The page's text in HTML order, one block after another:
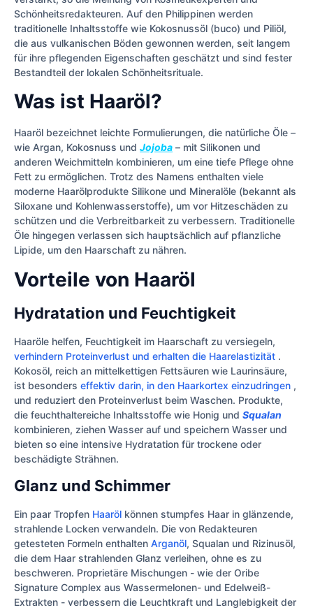
Schönheitsredakteuren. Auf den Philippinen werden
traditionelle Inhaltsstoffe wie Kokosnussöl (buco) und Piliöl,
die aus vulkanischen Böden gewonnen werden, seit langem
für ihre pflegenden Eigenschaften geschätzt und sind fester
Bestandteil der lokalen Schönheitsrituale.
Was ist Haaröl?
Haaröl bezeichnet leichte Formulierungen, die natürliche Öle –
wie Argan, Kokosnuss und Jojoba – mit Silikonen und
anderen Weichmitteln kombinieren, um eine tiefe Pflege ohne
Fett zu ermöglichen. Trotz des Namens enthalten viele
moderne Haarölprodukte Silikone und Mineralöle (bekannt als
Siloxane und Kohlenwasserstoffe), um vor Hitzeschäden zu
schützen und die Verbreitbarkeit zu verbessern. Traditionelle
Öle hingegen verlassen sich hauptsächlich auf pflanzliche
Lipide, um den Haarschaft zu nähren.
Vorteile von Haaröl
Hydratation und Feuchtigkeit
Haaröle helfen, Feuchtigkeit im Haarschaft zu versiegeln,
verhindern Proteinverlust und erhalten die Haarelastizität .
Kokosöl, reich an mittelkettigen Fettsäuren wie Laurinsäure,
ist besonders effektiv darin, in den Haarkortex einzudringen ,
und reduziert den Proteinverlust beim Waschen. Produkte,
die feuchthaltereiche Inhaltsstoffe wie Honig und Squalan
kombinieren, ziehen Wasser auf und speichern Wasser und
bieten so eine intensive Hydratation für trockene oder
beschädigte Strähnen.
Glanz und Schimmer
Ein paar Tropfen Haaröl können stumpfes Haar in glänzende,
strahlende Locken verwandeln. Die von Redakteuren
getesteten Formeln enthalten Arganöl, Squalan und Rizinusöl,
die dem Haar strahlenden Glanz verleihen, ohne es zu
beschweren. Proprietäre Mischungen - wie der Oribe
Signature Complex aus Wassermelonen- und Edelweiß-
Extrakten - verbessern die Leuchtkraft und Langlebigkeit der